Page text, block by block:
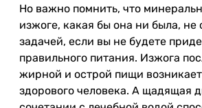
Но важно помнить, что
изжоге, какая бы она ни была, не
задачей, если вы не будете
правильного питания. Изжога
жирной и острой пищи
здорового человека. А щадящая